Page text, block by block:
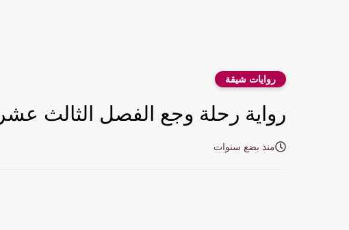
روايات شيقة
رواية رحلة وجع الفصل الثالث عشر 13 بقلم زينب مجدي
منذ بضع سنوات